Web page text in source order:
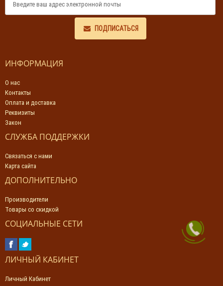
ПОДПИСАТЬСЯ
ИНФОРМАЦИЯ
О нас
Контакты
Оплата и доставка
Реквизиты
Закон
СЛУЖБА ПОДДЕРЖКИ
Связаться с нами
Карта сайта
ДОПОЛНИТЕЛЬНО
Производители
Товары со скидкой
СОЦИАЛЬНЫЕ СЕТИ
ЛИЧНЫЙ КАБИНЕТ
Личный Кабинет